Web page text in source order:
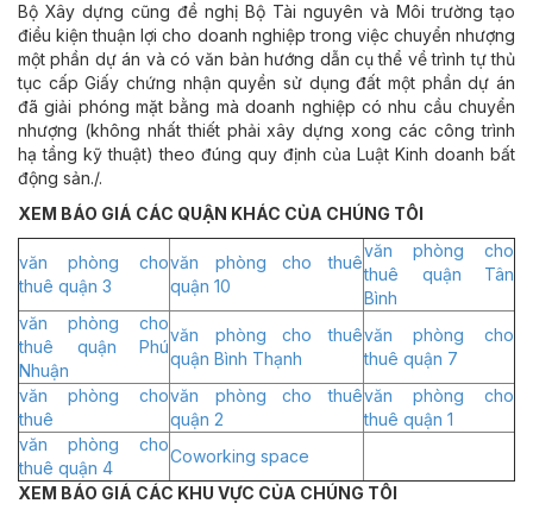
Bộ Xây dựng cũng đề nghị Bộ Tài nguyên và Môi trường tạo
điều kiện thuận lợi cho doanh nghiệp trong việc chuyển nhượng
một phần dự án và có văn bản hướng dẫn cụ thể về trình tự thủ
tục cấp Giấy chứng nhận quyền sử dụng đất một phần dự án
đã giải phóng mặt bằng mà doanh nghiệp có nhu cầu chuyển
nhượng (không nhất thiết phải xây dựng xong các công trình
hạ tầng kỹ thuật) theo đúng quy định của Luật Kinh doanh bất
động sản./.
XEM BÁO GIÁ CÁC QUẬN KHÁC CỦA CHÚNG TÔI
văn phòng cho
thuê quận 3
văn phòng cho thuê
quận 10
văn phòng cho
thuê quận Tân
Bình
văn phòng cho
thuê quận Phú
Nhuận
văn phòng cho thuê
quận Bình Thạnh
văn phòng cho
thuê quận 7
văn phòng cho
thuê
văn phòng cho thuê
quận 2
văn phòng cho
thuê quận 1
văn phòng cho
thuê quận 4
Coworking space
XEM BÁO GIÁ CÁC KHU VỰC CỦA CHÚNG TÔI